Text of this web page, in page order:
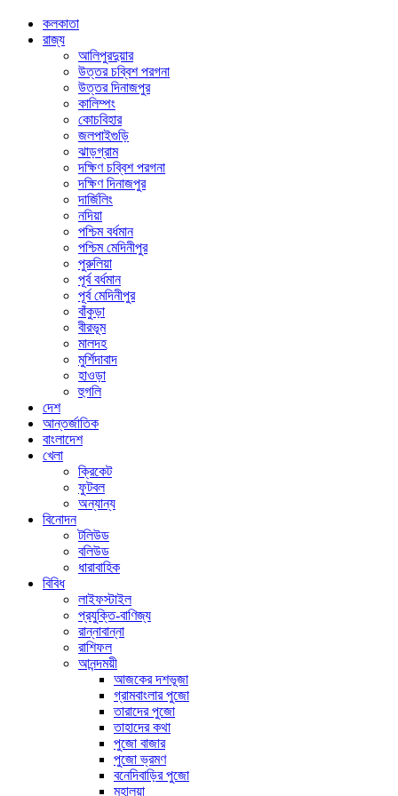
কলকাতা
রাজ্য
আলিপুরদুয়ার
উত্তর চব্বিশ পরগনা
উত্তর দিনাজপুর
কালিম্পং
কোচবিহার
জলপাইগুড়ি
ঝাড়গ্রাম
দক্ষিণ চব্বিশ পরগনা
দক্ষিণ দিনাজপুর
দার্জিলিং
নদিয়া
পশ্চিম বর্ধমান
পশ্চিম মেদিনীপুর
পুরুলিয়া
পূর্ব বর্ধমান
পূর্ব মেদিনীপুর
বাঁকুড়া
বীরভূম
মালদহ
মুর্শিদাবাদ
হাওড়া
হুগলি
দেশ
আন্তর্জাতিক
বাংলাদেশ
খেলা
ক্রিকেট
ফুটবল
অন্যান্য
বিনোদন
টলিউড
বলিউড
ধারাবাহিক
বিবিধ
লাইফস্টাইল
প্রযুক্তি-বাণিজ্য
রান্নাবান্না
রাশিফল
আনন্দময়ী
আজকের দশভূজা
গ্রামবাংলার পুজো
তারাদের পুজো
তাহাদের কথা
পুজো বাজার
পুজো ভ্রমণ
বনেদিবাড়ির পুজো
মহালয়া